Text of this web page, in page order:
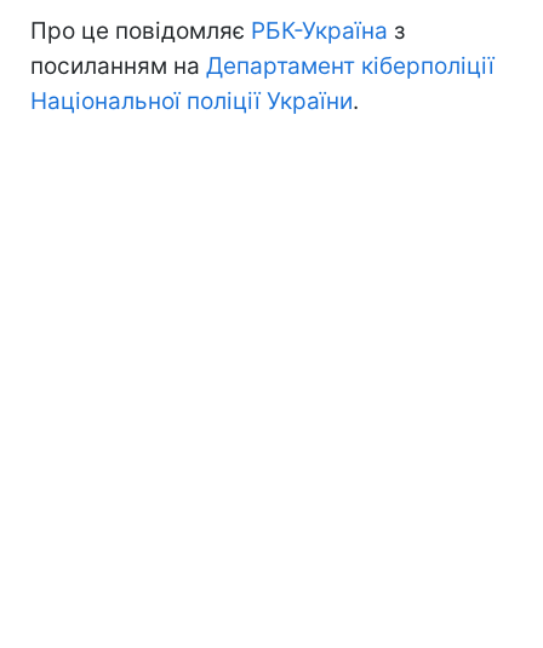
Про це повідомляє РБК-Україна з
посиланням на Департамент кіберполіції
Національної поліції України.